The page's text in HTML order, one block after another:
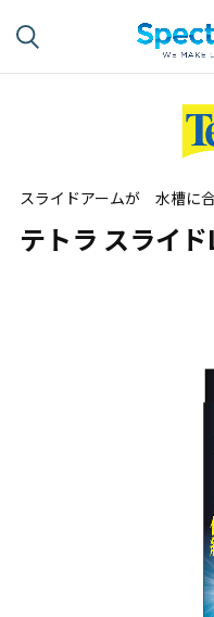
スライドアームが 水槽に
テトラ スライ